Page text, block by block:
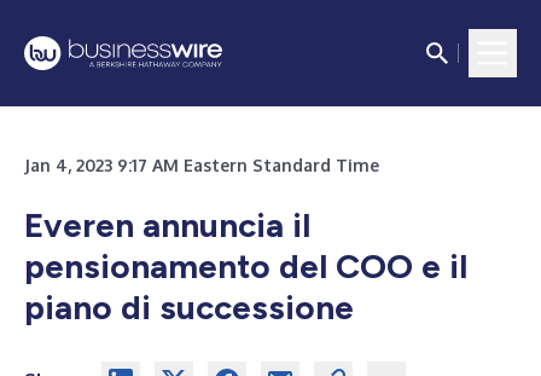
Jan 4, 2023 9:17 AM Eastern Standard Time
Everen annuncia il
pensionamento del COO e il
piano di successione